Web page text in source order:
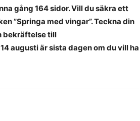
gång 164 sidor. Vill du säkra ett
”Springa med vingar”. Teckna din
bekräftelse till
augusti är sista dagen om du vill ha